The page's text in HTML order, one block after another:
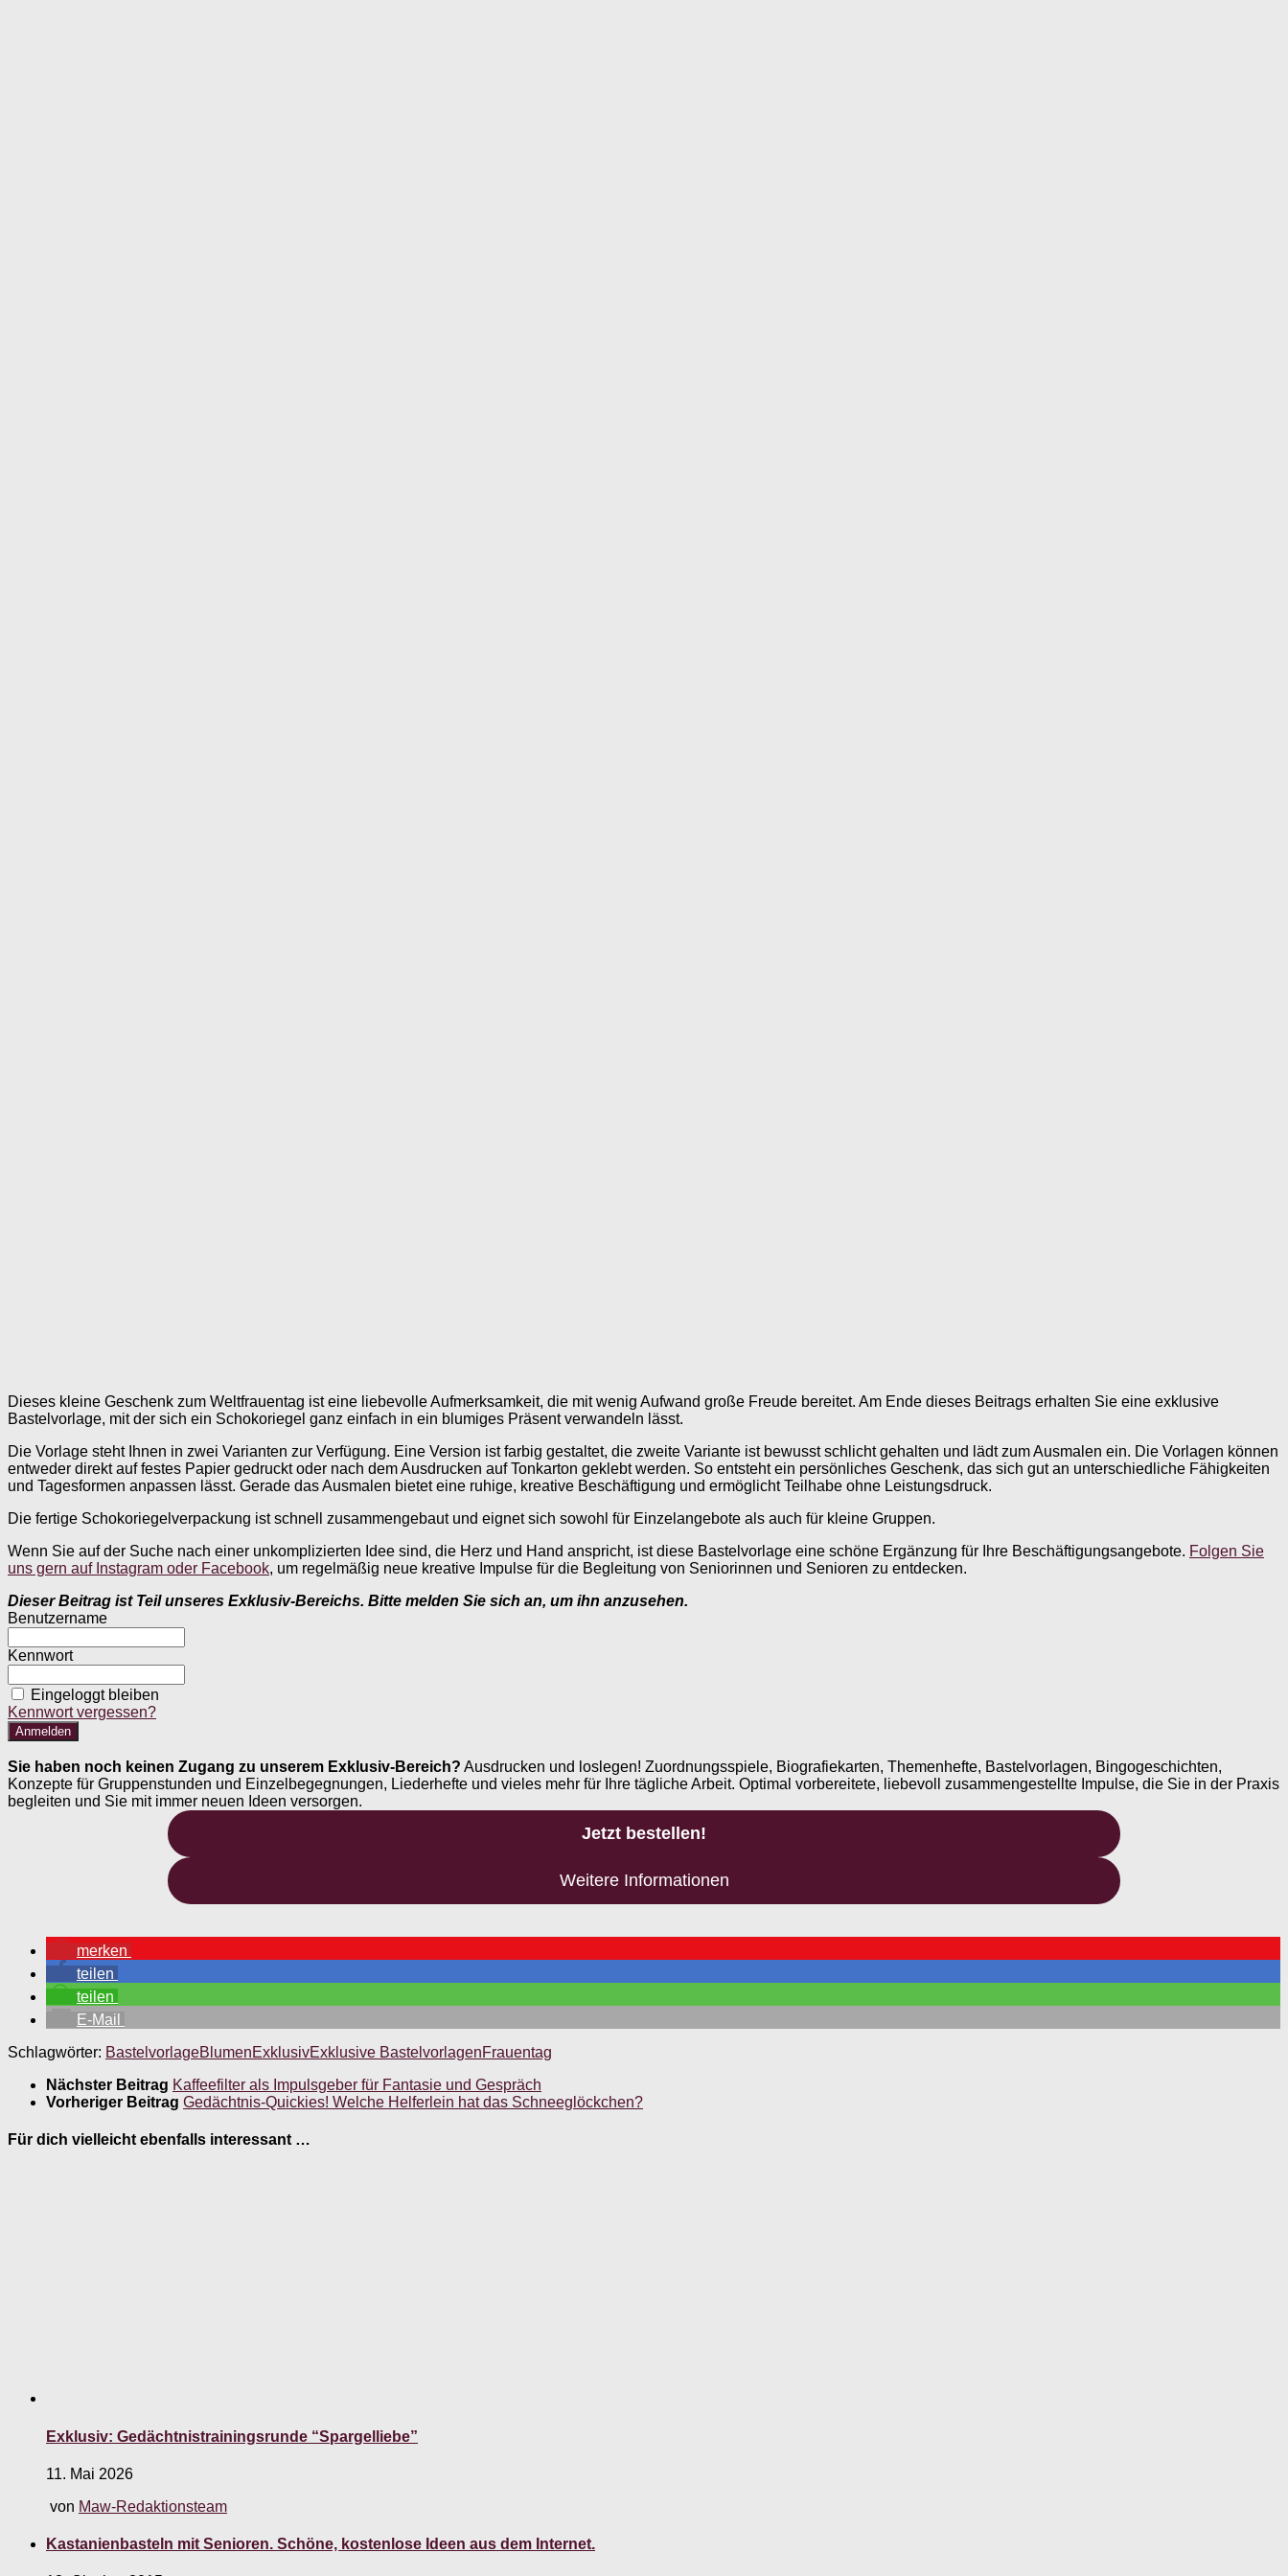
Dieses kleine Geschenk zum Weltfrauentag ist eine liebevolle Aufmerksamkeit, die mit wenig Aufwand große Freude bereitet. Am Ende dieses Beitrags erhalten Sie eine exklusive
Bastelvorlage, mit der sich ein Schokoriegel ganz einfach in ein blumiges Präsent verwandeln lässt.
Die Vorlage steht Ihnen in zwei Varianten zur Verfügung. Eine Version ist farbig gestaltet, die zweite Variante ist bewusst schlicht gehalten und lädt zum Ausmalen ein. Die Vorlagen können
entweder direkt auf festes Papier gedruckt oder nach dem Ausdrucken auf Tonkarton geklebt werden. So entsteht ein persönliches Geschenk, das sich gut an unterschiedliche Fähigkeiten
und Tagesformen anpassen lässt. Gerade das Ausmalen bietet eine ruhige, kreative Beschäftigung und ermöglicht Teilhabe ohne Leistungsdruck.
Die fertige Schokoriegelverpackung ist schnell zusammengebaut und eignet sich sowohl für Einzelangebote als auch für kleine Gruppen.
Wenn Sie auf der Suche nach einer unkomplizierten Idee sind, die Herz und Hand anspricht, ist diese Bastelvorlage eine schöne Ergänzung für Ihre Beschäftigungsangebote. Folgen Sie
uns gern auf Instagram oder Facebook, um regelmäßig neue kreative Impulse für die Begleitung von Seniorinnen und Senioren zu entdecken.
Dieser Beitrag ist Teil unseres Exklusiv-Bereichs. Bitte melden Sie sich an, um ihn anzusehen.
Benutzername
Kennwort
Eingeloggt bleiben
Kennwort vergessen?
Sie haben noch keinen Zugang zu unserem Exklusiv-Bereich? Ausdrucken und loslegen! Zuordnungsspiele, Biografiekarten, Themenhefte, Bastelvorlagen, Bingogeschichten,
Konzepte für Gruppenstunden und Einzelbegegnungen, Liederhefte und vieles mehr für Ihre tägliche Arbeit. Optimal vorbereitete, liebevoll zusammengestellte Impulse, die Sie in der Praxis
begleiten und Sie mit immer neuen Ideen versorgen.
Jetzt bestellen!
Weitere Informationen
merken
teilen
teilen
E-Mail
Schlagwörter: BastelvorlageBlumenExklusivExklusive BastelvorlagenFrauentag
Nächster Beitrag Kaffeefilter als Impulsgeber für Fantasie und Gespräch
Vorheriger Beitrag Gedächtnis-Quickies! Welche Helferlein hat das Schneeglöckchen?
Für dich vielleicht ebenfalls interessant …
Exklusiv: Gedächtnistrainingsrunde “Spargelliebe”
11. Mai 2026
von Maw-Redaktionsteam
Kastanienbasteln mit Senioren. Schöne, kostenlose Ideen aus dem Internet.